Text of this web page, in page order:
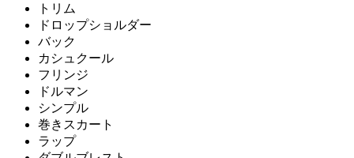
トリム
ドロップショルダー
バック
カシュクール
フリンジ
ドルマン
シンプル
巻きスカート
ラップ